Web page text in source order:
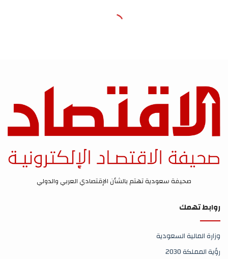
صحيفة سعودية تهتم بالشأن الإقتصادي العربي والدولي
روابط تهمك
وزارة المالية السعودية
رؤية المملكة 2030